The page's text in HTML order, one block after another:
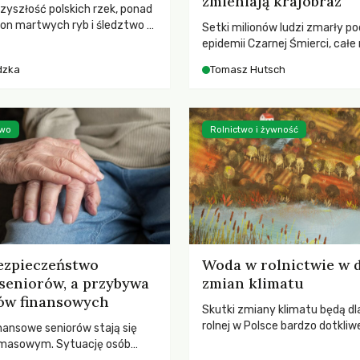
polskich rzek, ponad
martwych ryb i śledztwo z
by prace modernizacyjne
śmierci rzeki.
Setki milionów ludzi zmarły
epidemii Czarnej Śmierci,
pierwsze liście nowych dębów
podnosiła się po jednej z
katastrof w swoich dziejach.
Tomasz Hutsch
a przybywa
finansowych
seniorów stają się
Sytuację osób
Woda w rolnictwie w
zmian klimatu
Skutki zmiany klimatu będą
rolnej w Polsce bardzo
Rolnictwo i żywność